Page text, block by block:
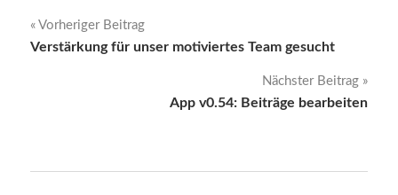
Beitragsnavigation
Vorheriger Beitrag
Verstärkung für unser motiviertes Team gesucht
Nächster Beitrag
App v0.54: Beiträge bearbeiten